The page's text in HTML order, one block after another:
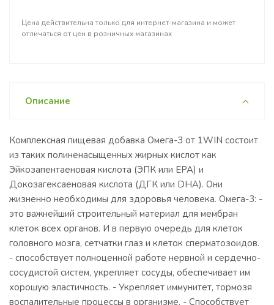
Цена действительна только для интернет-магазина и может
отличаться от цен в розничных магазинах
Описание
Комплексная пищевая добавка Омега-3 от 1WIN состоит
из таких полиненасыщенных жирных кислот как
Эйкозапентаеновая кислота (ЭПК или EPA) и
Докозагексаеновая кислота (ДГК или DHA). Они
жизненно необходимы для здоровья человека. Омега-3: -
это важнейший строительный материал для мембран
клеток всех органов. И в первую очередь для клеток
головного мозга, сетчатки глаз и клеток сперматозоидов.
- способствует полноценной работе нервной и сердечно-
сосудистой систем, укрепляет сосуды, обеспечивает им
хорошую эластичность. - Укрепляет иммунитет, тормозя
воспалительные процессы в организме. - Способствует